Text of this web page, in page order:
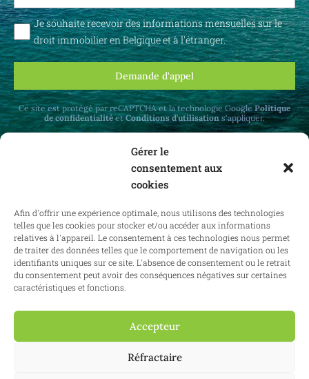
Gérer le
consentement aux
cookies
Afin d'offrir une expérience optimale, nous utilisons des technologies
telles que les cookies pour stocker et/ou accéder aux informations
relatives à l'appareil. Le consentement à ces technologies nous permet
de traiter des données telles que le comportement de navigation ou les
identifiants uniques sur ce site. L'absence de consentement ou le retrait
du consentement peut avoir des conséquences négatives sur certaines
caractéristiques et fonctions.
Accepteur
Réfractaire
Je souhaite recevoir des informations mensuelles sur le
droit immobilier en Belgique et à l'étranger.
Demande d'appel
Ce site est protégé par reCAPTCHA et la technologie GooglePolitique
de confidentialitéetConditions d'utilisation s'appliquer.
Recevez des mises à jour mensuelles sur le
droit immobilier en Belgique et à l'étranger.
2025 Confianz - Tous droits réservés.Conditions générales d'utilisation